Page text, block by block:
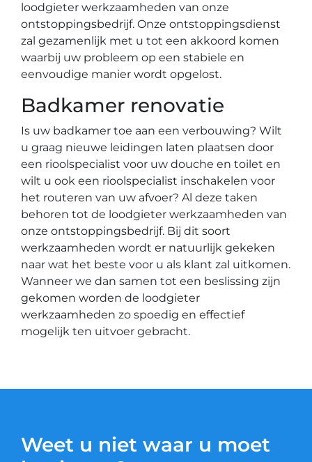
loodgieter werkzaamheden van onze
ontstoppingsbedrijf. Onze ontstoppingsdienst
zal gezamenlijk met u tot een akkoord komen
waarbij uw probleem op een stabiele en
eenvoudige manier wordt opgelost.
Badkamer renovatie
Is uw badkamer toe aan een verbouwing? Wilt
u graag nieuwe leidingen laten plaatsen door
een rioolspecialist voor uw douche en toilet en
wilt u ook een rioolspecialist inschakelen voor
het routeren van uw afvoer? Al deze taken
behoren tot de loodgieter werkzaamheden van
onze ontstoppingsbedrijf. Bij dit soort
werkzaamheden wordt er natuurlijk gekeken
naar wat het beste voor u als klant zal uitkomen.
Wanneer we dan samen tot een beslissing zijn
gekomen worden de loodgieter
werkzaamheden zo spoedig en effectief
mogelijk ten uitvoer gebracht.
Weet u niet waar u moet